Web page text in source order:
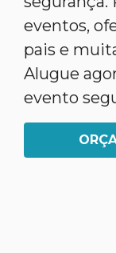
eventos,
pais e
Alugue
evento